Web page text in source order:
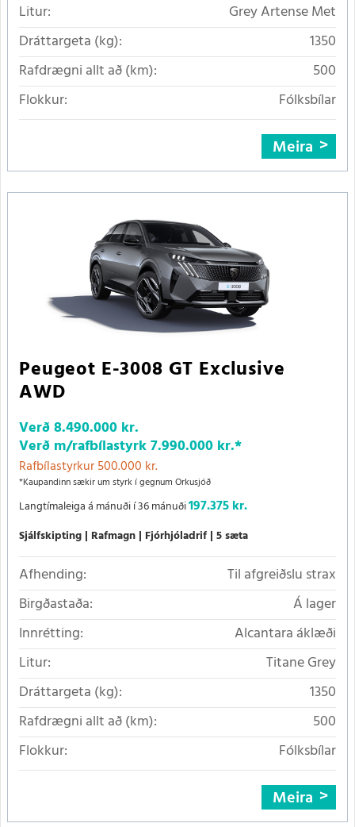
Litur:
Grey Artense Met
Dráttargeta (kg):
1350
Rafdrægni allt að (km):
500
Flokkur:
Fólksbílar
Meira
Peugeot E-3008 GT Exclusive
AWD
Verð8.490.000 kr.
Verð m/rafbílastyrk7.990.000 kr.*
Rafbílastyrkur 500.000 kr.
*Kaupandinn sækir um styrk í gegnum Orkusjóð
Langtímaleiga á mánuði í 36 mánuði197.375 kr.
Sjálfskipting Rafmagn Fjórhjóladrif 5 sæta
Afhending:
Til afgreiðslu strax
Birgðastaða:
Á lager
Innrétting:
Alcantara áklæði
Litur:
Titane Grey
Dráttargeta (kg):
1350
Rafdrægni allt að (km):
500
Flokkur:
Fólksbílar
Meira